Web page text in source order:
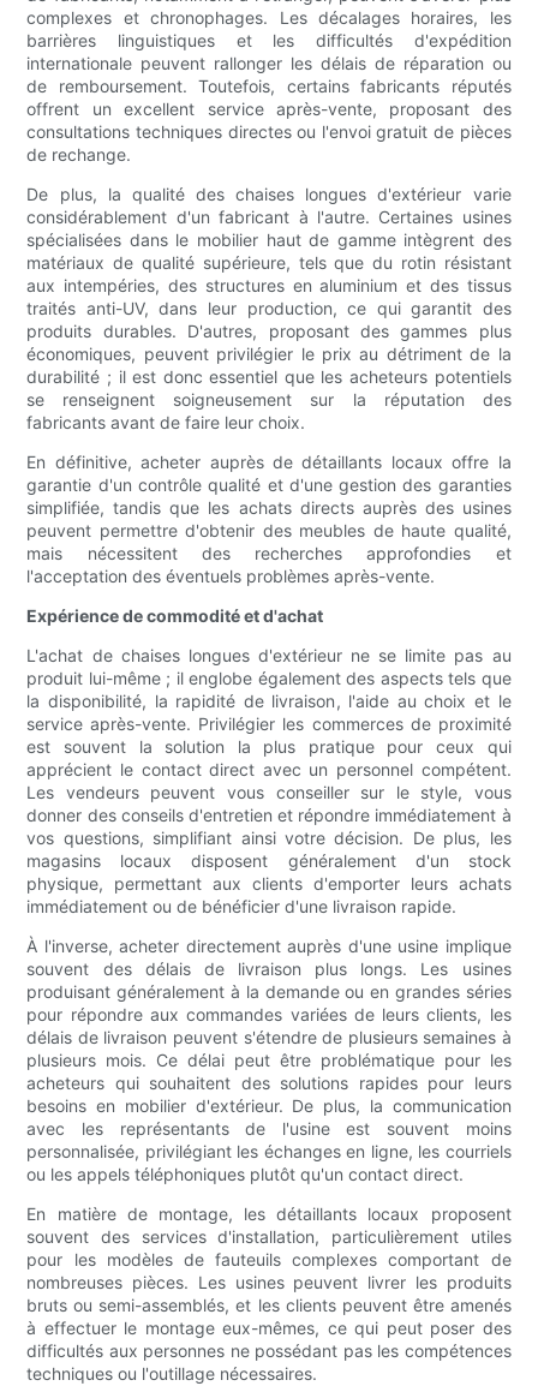
complexes et chronophages. Les décalages horaires, les
barrières linguistiques et les difficultés d'expédition
internationale peuvent rallonger les délais de réparation ou
de remboursement. Toutefois, certains fabricants réputés
offrent un excellent service après-vente, proposant des
consultations techniques directes ou l'envoi gratuit de pièces
de rechange.
De plus, la qualité des chaises longues d'extérieur varie
considérablement d'un fabricant à l'autre. Certaines usines
spécialisées dans le mobilier haut de gamme intègrent des
matériaux de qualité supérieure, tels que du rotin résistant
aux intempéries, des structures en aluminium et des tissus
traités anti-UV, dans leur production, ce qui garantit des
produits durables. D'autres, proposant des gammes plus
économiques, peuvent privilégier le prix au détriment de la
durabilité ; il est donc essentiel que les acheteurs potentiels
se renseignent soigneusement sur la réputation des
fabricants avant de faire leur choix.
En définitive, acheter auprès de détaillants locaux offre la
garantie d'un contrôle qualité et d'une gestion des garanties
simplifiée, tandis que les achats directs auprès des usines
peuvent permettre d'obtenir des meubles de haute qualité,
mais nécessitent des recherches approfondies et
l'acceptation des éventuels problèmes après-vente.
Expérience de commodité et d'achat
L'achat de chaises longues d'extérieur ne se limite pas au
produit lui-même ; il englobe également des aspects tels que
la disponibilité, la rapidité de livraison, l'aide au choix et le
service après-vente. Privilégier les commerces de proximité
est souvent la solution la plus pratique pour ceux qui
apprécient le contact direct avec un personnel compétent.
Les vendeurs peuvent vous conseiller sur le style, vous
donner des conseils d'entretien et répondre immédiatement à
vos questions, simplifiant ainsi votre décision. De plus, les
magasins locaux disposent généralement d'un stock
physique, permettant aux clients d'emporter leurs achats
immédiatement ou de bénéficier d'une livraison rapide.
À l'inverse, acheter directement auprès d'une usine implique
souvent des délais de livraison plus longs. Les usines
produisant généralement à la demande ou en grandes séries
pour répondre aux commandes variées de leurs clients, les
délais de livraison peuvent s'étendre de plusieurs semaines à
plusieurs mois. Ce délai peut être problématique pour les
acheteurs qui souhaitent des solutions rapides pour leurs
besoins en mobilier d'extérieur. De plus, la communication
avec les représentants de l'usine est souvent moins
personnalisée, privilégiant les échanges en ligne, les courriels
ou les appels téléphoniques plutôt qu'un contact direct.
En matière de montage, les détaillants locaux proposent
souvent des services d'installation, particulièrement utiles
pour les modèles de fauteuils complexes comportant de
nombreuses pièces. Les usines peuvent livrer les produits
bruts ou semi-assemblés, et les clients peuvent être amenés
à effectuer le montage eux-mêmes, ce qui peut poser des
difficultés aux personnes ne possédant pas les compétences
techniques ou l'outillage nécessaires.